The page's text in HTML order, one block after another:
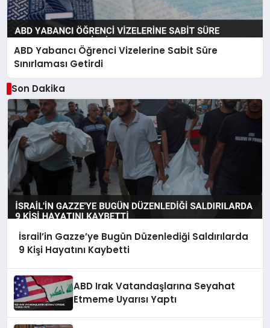
ABD Yabancı Öğrenci Vizelerine Sabit Süre
Sınırlaması Getirdi
Son Dakika
İsrail’in Gazze’ye Bugün Düzenlediği Saldırılarda
9 Kişi Hayatını Kaybetti
ABD Irak Vatandaşlarına Seyahat
Etmeme Uyarısı Yaptı